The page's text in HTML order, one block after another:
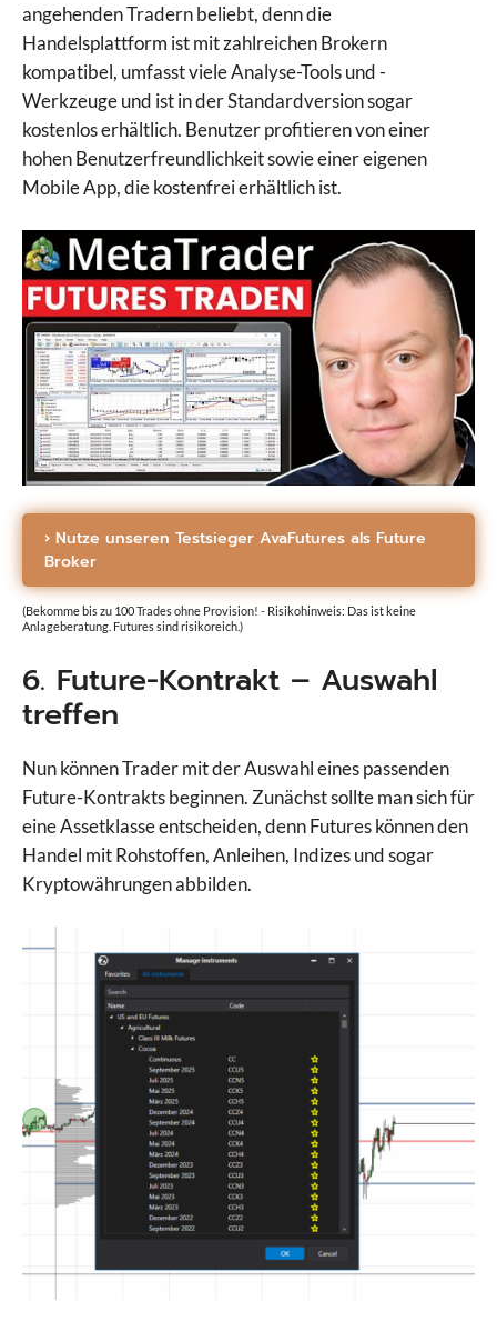
angehenden Tradern beliebt, denn die
Handelsplattform ist mit zahlreichen Brokern
kompatibel, umfasst viele Analyse-Tools und -
Werkzeuge und ist in der Standardversion sogar
kostenlos erhältlich. Benutzer profitieren von einer
hohen Benutzerfreundlichkeit sowie einer eigenen
Mobile App, die kostenfrei erhältlich ist.
› Nutze unseren Testsieger AvaFutures als Future
Broker
(Bekomme bis zu 100 Trades ohne Provision! - Risikohinweis: Das ist keine
Anlageberatung. Futures sind risikoreich.)
6. Future-Kontrakt – Auswahl
treffen
Nun können Trader mit der Auswahl eines passenden
Future-Kontrakts beginnen. Zunächst sollte man sich für
eine Assetklasse entscheiden, denn Futures können den
Handel mit Rohstoffen, Anleihen, Indizes und sogar
Kryptowährungen abbilden.